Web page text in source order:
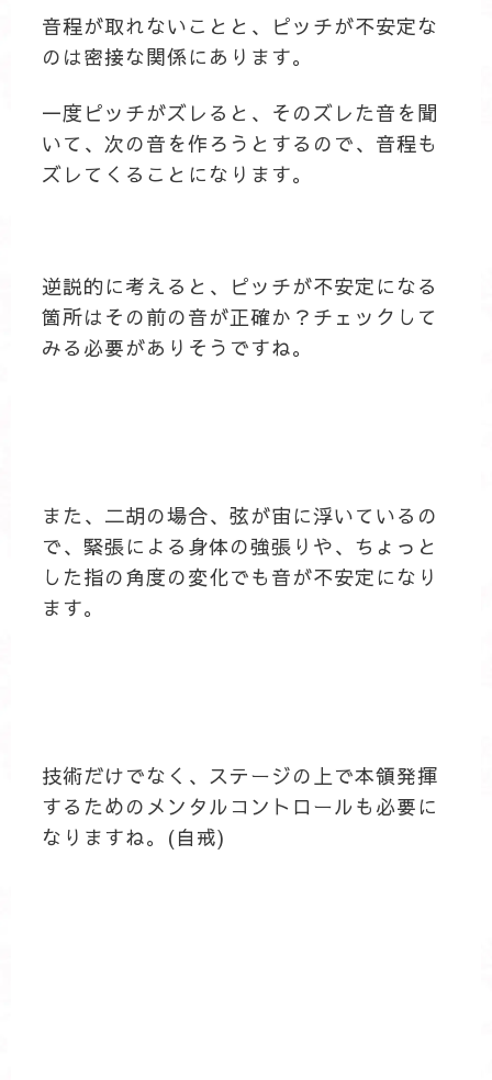
音程が取れないことと、ピッチが不安定な
のは密接な関係にあります。
一度ピッチがズレると、そのズレた音を聞
いて、次の音を作ろうとするので、音程も
ズレてくることになります。
逆説的に考えると、ピッチが不安定になる
箇所はその前の音が正確か？チェックして
みる必要がありそうですね。
また、二胡の場合、弦が宙に浮いているの
で、緊張による身体の強張りや、ちょっと
した指の角度の変化でも音が不安定になり
ます。
技術だけでなく、ステージの上で本領発揮
するためのメンタルコントロールも必要に
なりますね。(自戒)